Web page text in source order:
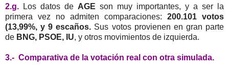
2.g. Los datos de AGE son muy importantes, y a ser la
primera vez no admiten comparaciones: 200.101 votos
(13,99%, y 9 escaños. Sus votos provienen en gran parte
de BNG, PSOE, IU, y otros movimientos de izquierda.
3.- Comparativa de la votación real con otra simulada.